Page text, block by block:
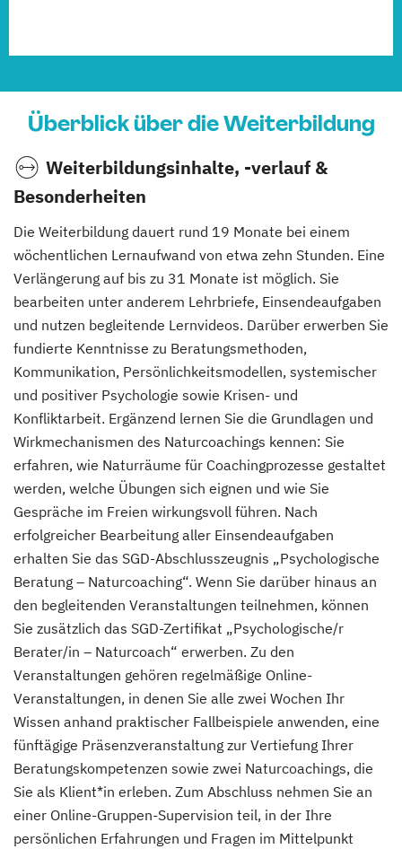
Überblick über die Weiterbildung
Weiterbildungsinhalte, -verlauf &
Besonderheiten
Die Weiterbildung dauert rund 19 Monate bei einem
wöchentlichen Lernaufwand von etwa zehn Stunden. Eine
Verlängerung auf bis zu 31 Monate ist möglich. Sie
bearbeiten unter anderem Lehrbriefe, Einsendeaufgaben
und nutzen begleitende Lernvideos. Darüber erwerben Sie
fundierte Kenntnisse zu Beratungsmethoden,
Kommunikation, Persönlichkeitsmodellen, systemischer
und positiver Psychologie sowie Krisen- und
Konfliktarbeit. Ergänzend lernen Sie die Grundlagen und
Wirkmechanismen des Naturcoachings kennen: Sie
erfahren, wie Naturräume für Coachingprozesse gestaltet
werden, welche Übungen sich eignen und wie Sie
Gespräche im Freien wirkungsvoll führen. Nach
erfolgreicher Bearbeitung aller Einsendeaufgaben
erhalten Sie das SGD-Abschlusszeugnis „Psychologische
Beratung – Naturcoaching“. Wenn Sie darüber hinaus an
den begleitenden Veranstaltungen teilnehmen, können
Sie zusätzlich das SGD-Zertifikat „Psychologische/r
Berater/in – Naturcoach“ erwerben. Zu den
Veranstaltungen gehören regelmäßige Online-
Veranstaltungen, in denen Sie alle zwei Wochen Ihr
Wissen anhand praktischer Fallbeispiele anwenden, eine
fünftägige Präsenzveranstaltung zur Vertiefung Ihrer
Beratungskompetenzen sowie zwei Naturcoachings, die
Sie als Klient*in erleben. Zum Abschluss nehmen Sie an
einer Online-Gruppen-Supervision teil, in der Ihre
persönlichen Erfahrungen und Fragen im Mittelpunkt